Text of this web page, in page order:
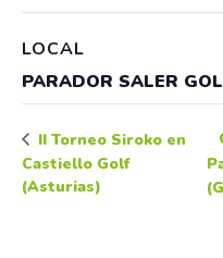
LOCAL
PARADOR SALER
II Torneo Siroko en
Castiello Golf
(Asturias)